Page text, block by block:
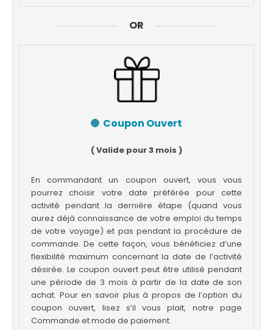
OR
Coupon Ouvert
( Valide pour 3 mois )
En commandant un coupon ouvert, vous vous
pourrez choisir votre date préférée pour cette
activité pendant la dernière étape (quand vous
aurez déjà connaissance de votre emploi du temps
de votre voyage) et pas pendant la procédure de
commande. De cette façon, vous bénéficiez d’une
flexibilité maximum concernant la date de l’activité
désirée. Le coupon ouvert peut être utilisé pendant
une période de 3 mois à partir de la date de son
achat. Pour en savoir plus à propos de l’option du
coupon ouvert, lisez s’il vous plait, notre page
Commande et mode de paiement.